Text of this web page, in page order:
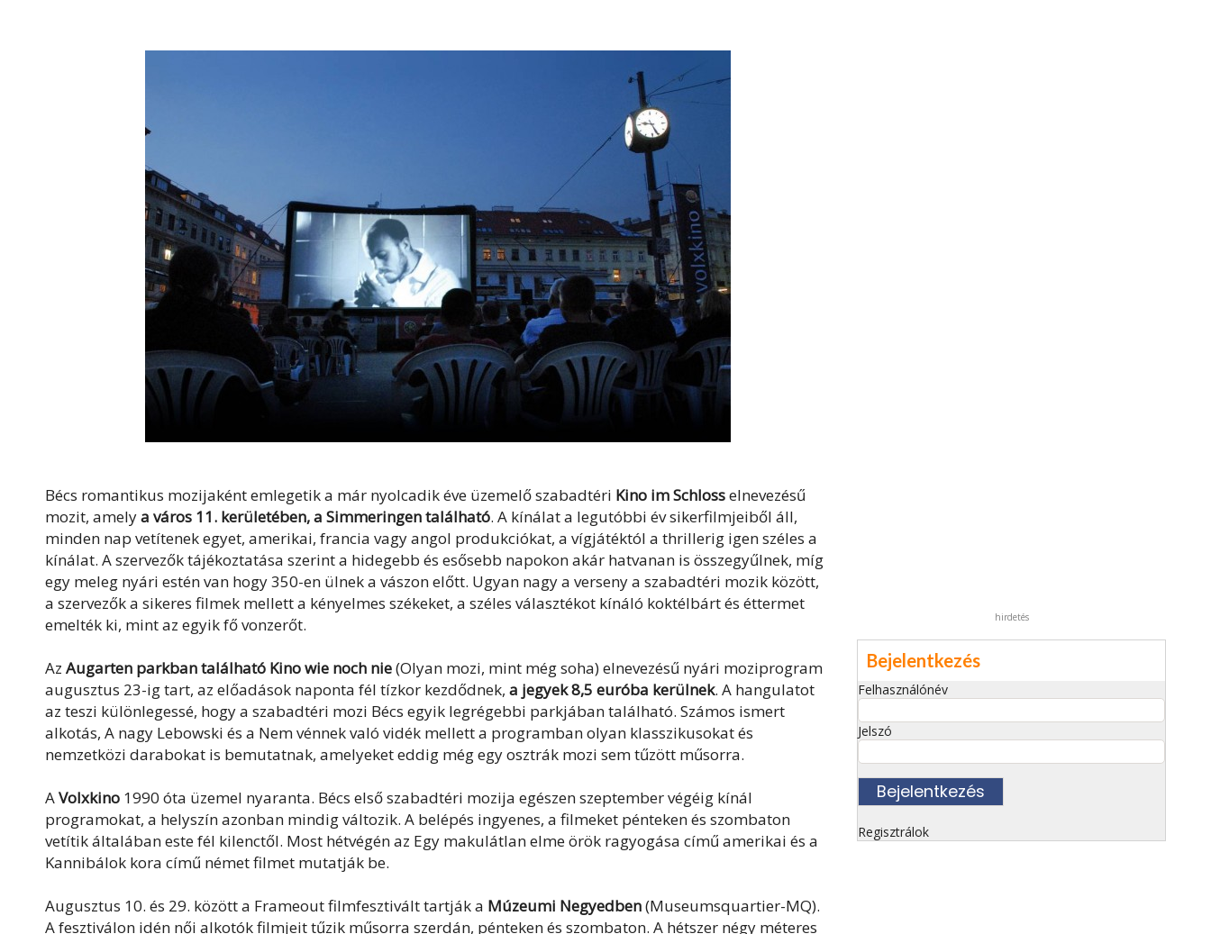
Bécs romantikus mozijaként emlegetik a már nyolcadik éve üzemelő szabadtéri Kino im Schlosselnevezésű
mozit, amelya város 11. kerületében, a Simmeringen található. A kínálat a legutóbbi év sikerfilmjeiből áll,
minden nap vetítenek egyet, amerikai, francia vagy angol produkciókat, a vígjátéktól a thrillerig igen széles a
kínálat. A szervezők tájékoztatása szerint a hidegebb és esősebb napokon akár hatvanan is összegyűlnek, míg
egy meleg nyári estén van hogy 350-en ülnek a vászon előtt. Ugyan nagy a verseny a szabadtéri mozik között,
a szervezők a sikeres filmek mellett a kényelmes székeket, a széles választékot kínáló koktélbárt és éttermet
emelték ki, mint az egyik fő vonzerőt.
Az Augarten parkban található Kino wie noch nie(Olyan mozi, mint még soha) elnevezésű nyári moziprogram
augusztus 23-ig tart, az előadások naponta fél tízkor kezdődnek, a jegyek 8,5 euróba kerülnek. A hangulatot
az teszi különlegessé, hogy a szabadtéri mozi Bécs egyik legrégebbi parkjában található. Számos ismert
alkotás, A nagy Lebowski és a Nem vénnek való vidék mellett a programban olyan klasszikusokat és
nemzetközi darabokat is bemutatnak, amelyeket eddig még egy osztrák mozi sem tűzött műsorra.
AVolxkino 1990 óta üzemel nyaranta. Bécs első szabadtéri mozija egészen szeptember végéig kínál
programokat, a helyszín azonban mindig változik. A belépés ingyenes, a filmeket pénteken és szombaton
vetítik általában este fél kilenctől. Most hétvégén az Egy makulátlan elme örök ragyogása című amerikai és a
Kannibálok kora című német filmet mutatják be.
Augusztus 10. és 29. között a Frameout filmfesztivált tartják a Múzeumi Negyedben(Museumsquartier-MQ).
A fesztiválon idén női alkotók filmjeit tűzik műsorra szerdán, pénteken és szombaton. A hétszer négy méteres
hirdetés
Bejelentkezés
Felhasználónév
Jelszó
Regisztrálok